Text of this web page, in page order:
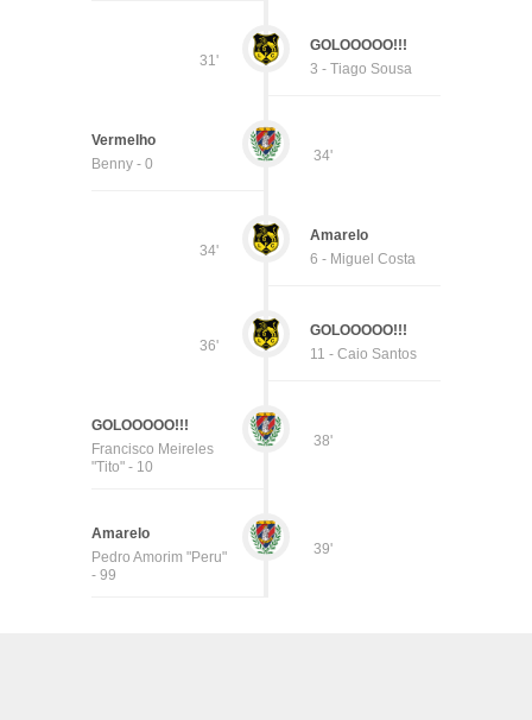
31'
GOLOOOOO!!!
3 - Tiago Sousa
34'
Vermelho
Benny - 0
34'
Amarelo
6 - Miguel Costa
36'
GOLOOOOO!!!
11 - Caio Santos
38'
GOLOOOOO!!!
Francisco Meireles
"Tito" - 10
39'
Amarelo
Pedro Amorim "Peru"
- 99